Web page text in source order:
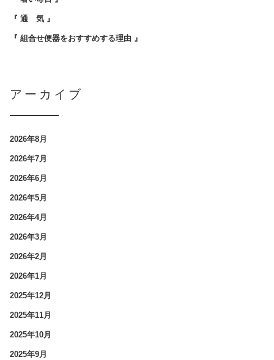
『 通 気 』
『 組合せ便器をおすすめする理由 』
アーカイブ
2026年8月
2026年7月
2026年6月
2026年5月
2026年4月
2026年3月
2026年2月
2026年1月
2025年12月
2025年11月
2025年10月
2025年9月